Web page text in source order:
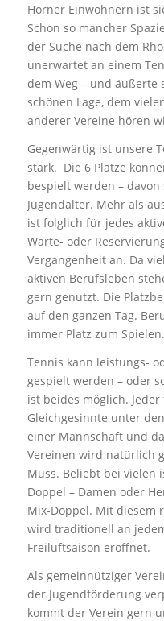
Horner Einwohnern ist
Schon so mancher
der Suche nach dem
unerwartet an einem
dem Weg – und
schönen Lage, dem
anderer Vereine hören
Gegenwärtig ist unsere
stark. Die 6 Plätze
bespielt werden –
Jugendalter. Mehr als
ist folglich für jedes
Warte- oder
Vergangenheit an. Da
aktiven Berufsleben
gern genutzt. Die
auf den ganzen Tag.
immer Platz zum Spielen.
Tennis kann leistungs-
gespielt werden – oder
ist beides möglich.
Gleichgesinnte unter
einer Mannschaft und
Vereinen wird natürlich
Muss. Beliebt bei vielen
Doppel – Damen oder
Mix-Doppel. Mit diesem
wird traditionell an
Freiluftsaison eröffnet.
Als gemeinnütziger
der Jugendförderung
kommt der Verein gern